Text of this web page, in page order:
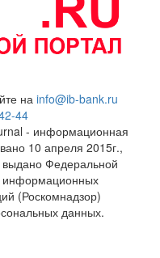
на info@ib-bank.ru
44
- информационная
10 апреля 2015г.,
выдано Федеральной
информационных
(Роскомнадзор)
данных.